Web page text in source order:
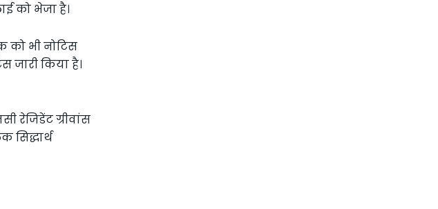
को भेजा है।
को भी नोटिस
जारी किया है।
रेजिडेंट ग्रीवांस
सिद्धार्थ